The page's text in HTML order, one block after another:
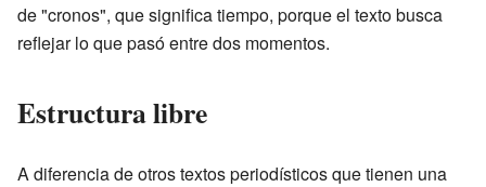
de "cronos", que significa tiempo, porque el texto busca
reflejar lo que pasó entre dos momentos.
Estructura libre
A diferencia de otros textos periodísticos que tienen una